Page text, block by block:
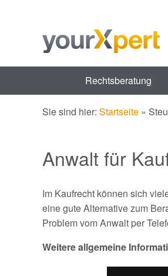
Rechtsberatung
Sie sind hier: Startseite »
Anwalt für
Im Kaufrecht können sich
eine gute Alternative zum
Problem vom Anwalt per
Weitere allgemeine